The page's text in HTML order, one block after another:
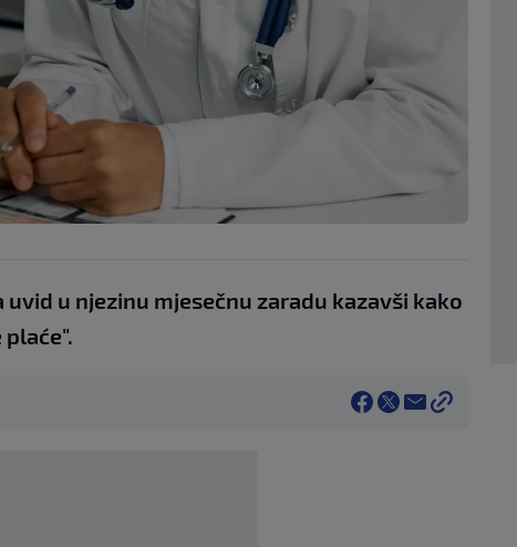
uvid u njezinu mjesečnu zaradu kazavši kako